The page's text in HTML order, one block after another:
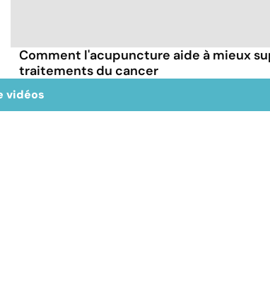
Comment l'acupuncture aide à mieux
traitements du cancer
vidéos